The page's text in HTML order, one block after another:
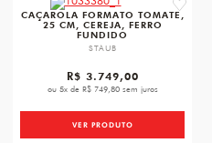
favorite
CAÇAROLA FORMATO TOMATE,
25 CM, CEREJA, FERRO
FUNDIDO
STAUB
R$ 3.749,00
ou 5x de R$ 749,80 sem juros
VER PRODUTO